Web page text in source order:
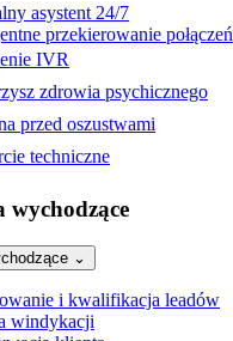
asystent 24/7
przekierowanie połączeń
IVR
zdrowia psychicznego
przed oszustwami
techniczne
wychodzące
⌄
i kwalifikacja leadów
windykacji